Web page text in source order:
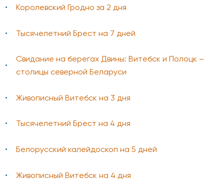
Королевский Гродно за 2 дня
Тысячелетний Брест на 7 дней
Свидание на берегах Двины: Витебск и Полоцк –
столицы северной Беларуси
Живописный Витебск на 3 дня
Тысячелетний Брест на 4 дня
Белорусский калейдоскоп на 5 дней
Живописный Витебск на 4 дня